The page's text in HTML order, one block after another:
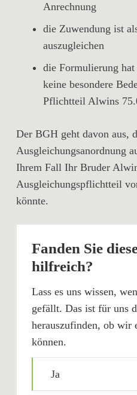
Anrechnung
die Zuwendung ist
auszugleichen
die Formulierung hat
keine besondere
Pflichtteil Alwins
Der BGH geht davon aus,
Ausgleichungsanordnung
Ihrem Fall Ihr Bruder
Ausgleichungspflichtteil
könnte.
Fanden Sie
hilfreich?
Lass es uns wissen,
gefällt. Das ist für uns
herauszufinden, ob wir
können.
Ja